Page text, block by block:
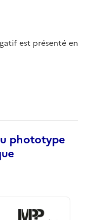
est présenté en
phototype